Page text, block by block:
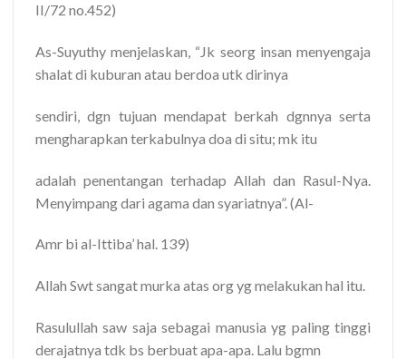
II/72 no.452)
As-Suyuthy menjelaskan, “Jk seorg insan menyengaja
shalat di kuburan atau berdoa utk dirinya
sendiri, dgn tujuan mendapat berkah dgnnya serta
mengharapkan terkabulnya doa di situ; mk itu
adalah penentangan terhadap Allah dan Rasul-Nya.
Menyimpang dari agama dan syariatnya”. (Al-
Amr bi al-Ittiba’ hal. 139)
Allah Swt sangat murka atas org yg melakukan hal itu.
Rasulullah saw saja sebagai manusia yg paling tinggi
derajatnya tdk bs berbuat apa-apa. Lalu bgmn